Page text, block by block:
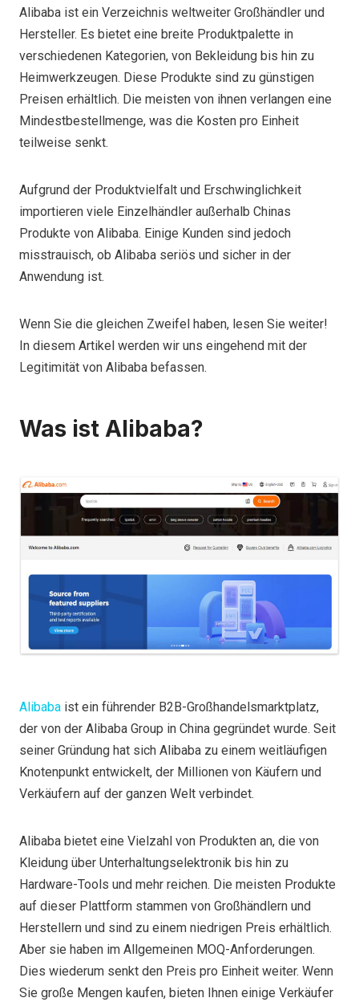
Alibaba ist ein Verzeichnis weltweiter Großhändler und
Hersteller. Es bietet eine breite Produktpalette in
verschiedenen Kategorien, von Bekleidung bis hin zu
Heimwerkzeugen. Diese Produkte sind zu günstigen
Preisen erhältlich. Die meisten von ihnen verlangen eine
Mindestbestellmenge, was die Kosten pro Einheit
teilweise senkt.
Aufgrund der Produktvielfalt und Erschwinglichkeit
importieren viele Einzelhändler außerhalb Chinas
Produkte von Alibaba. Einige Kunden sind jedoch
misstrauisch, ob Alibaba seriös und sicher in der
Anwendung ist.
Wenn Sie die gleichen Zweifel haben, lesen Sie weiter!
In diesem Artikel werden wir uns eingehend mit der
Legitimität von Alibaba befassen.
Was ist Alibaba?
Alibaba ist ein führender B2B-Großhandelsmarktplatz,
der von der Alibaba Group in China gegründet wurde. Seit
seiner Gründung hat sich Alibaba zu einem weitläufigen
Knotenpunkt entwickelt, der Millionen von Käufern und
Verkäufern auf der ganzen Welt verbindet.
Alibaba bietet eine Vielzahl von Produkten an, die von
Kleidung über Unterhaltungselektronik bis hin zu
Hardware-Tools und mehr reichen. Die meisten Produkte
auf dieser Plattform stammen von Großhändlern und
Herstellern und sind zu einem niedrigen Preis erhältlich.
Aber sie haben im Allgemeinen MOQ-Anforderungen.
Dies wiederum senkt den Preis pro Einheit weiter. Wenn
Sie große Mengen kaufen, bieten Ihnen einige Verkäufer